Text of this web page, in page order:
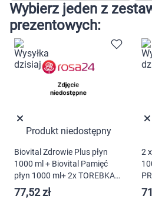
Dom i ogród
Zdrowie
Kobieta w ciąży i mama
Dziecko
Higiena
Kosmetyki
Wybierz jeden z
prezentowych:
Produkt niedostępny
Biovital Zdrowie Plus płyn
1000 ml + Biovital Pamięć
płyn 1000 ml+ 2x TOREBKA
NA PREZENT
77,52 zł
2